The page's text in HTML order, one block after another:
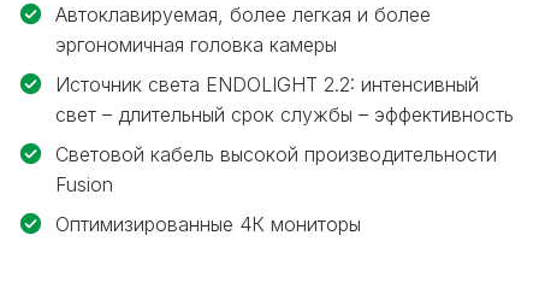
Автоклавируемая, более легкая и более
эргономичная головка камеры
Источник света ENDOLIGHT 2.2: интенсивный
свет – длительный срок службы – эффективность
Световой кабель высокой производительности
Fusion
Оптимизированные 4К мониторы